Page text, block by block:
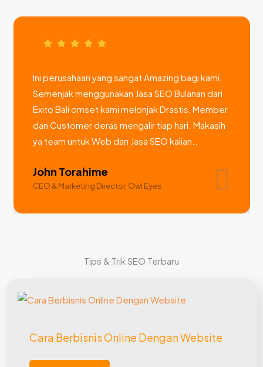
Ini perusahaan yang sangat Amazing bagi kami,
Semenjak menggunakan Jasa SEO Bulanan dari
Exito Bali omset kami melonjak Drastis, Member
dan Customer deras mengalir tiap hari. Makasih
ya team untuk Web dan Jasa SEO kalian..
John Torahime
CEO & Marketing Director, Owl Eyes
Tips & Trik SEO Terbaru
Cara Berbisnis Online Dengan Website